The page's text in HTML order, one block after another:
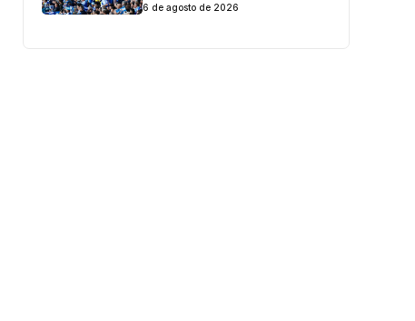
6 de agosto de 2026